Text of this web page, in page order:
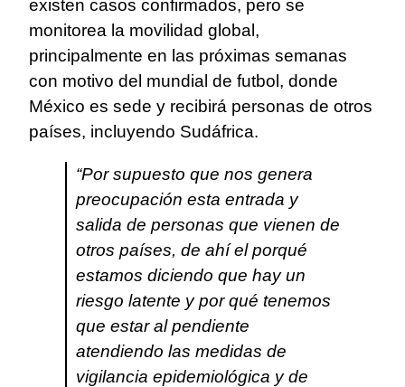
existen casos confirmados, pero se
monitorea la movilidad global,
principalmente en las próximas semanas
con motivo del mundial de futbol, donde
México es sede y recibirá personas de otros
países, incluyendo Sudáfrica.
“Por supuesto que nos genera
preocupación esta entrada y
salida de personas que vienen de
otros países, de ahí el porqué
estamos diciendo que hay un
riesgo latente y por qué tenemos
que estar al pendiente
atendiendo las medidas de
vigilancia epidemiológica y de